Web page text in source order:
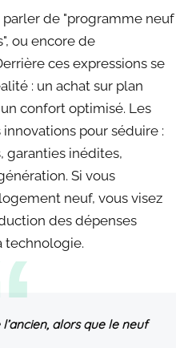
parler de "programme neuf
ou encore de
ces expressions se
: un achat sur plan
confort optimisé. Les
pour séduire :
garanties inédites,
Si vous
neuf, vous visez
des dépenses
technologie.
alors que le neuf